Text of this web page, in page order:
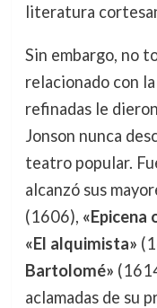
literatura
Sin embargo, no
relacionado con
refinadas le
Jonson nunca
teatro popular.
alcanzó sus
(1606), «Epicena
«El alquimista»
Bartolomé»
aclamadas de su